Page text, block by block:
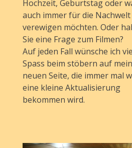
Hochzeit, Geburtstag oder
auch immer für die Nachwelt
verewigen möchten. Oder
Sie eine Frage zum Filmen?
Auf jeden Fall wünsche ich
Spass beim stöbern auf
neuen Seite, die immer mal
eine kleine Aktualisierung
bekommen wird.